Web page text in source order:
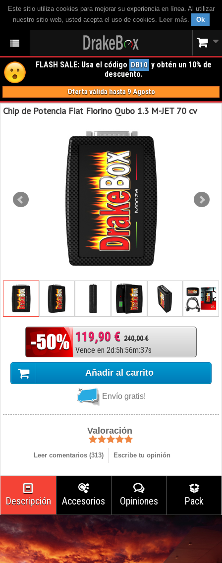
Este sitio utiliza cookies para mejorar su experiencia en línea. Al utilizar
nuestro sitio web, usted acepta el uso de cookies. Leer más. Ok
FLASH SALE: Usa el código DB10 y obtén un 10% de
descuento.
Oferta válida hasta 9 Agosto
Chip de Potencia Fiat Fiorino Qubo 1.3 M-JET 70 cv
119,90 € 240,00 €
Vence en 2d:5h:56m:36s
Añadir al carrito
Envío gratis!
Valoración
Leer comentarios (313) Escribe tu opinión
Descripción Accesorios Opiniones Pack